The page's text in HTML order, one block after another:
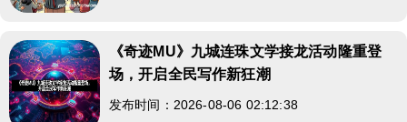
《奇迹MU》九城连珠文学接龙活动隆重登
场，开启全民写作新狂潮
发布时间：2026-08-06 02:12:38